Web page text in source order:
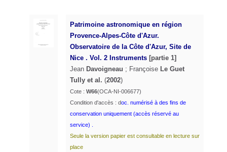
Patrimoine astronomique en région
Provence-Alpes-Côte d'Azur.
Observatoire de la Côte d'Azur, Site de
Nice . Vol. 2 Instruments [partie 1]
Jean Davoigneau ; Françoise Le Guet
Tully et al. (2002)
Cote : W66(OCA-NI-006677)
Condition d'accès : doc. numérisé à des fins de
conservation uniquement (accès réservé au
service) .
Seule la version papier est consultable en lecture sur
place